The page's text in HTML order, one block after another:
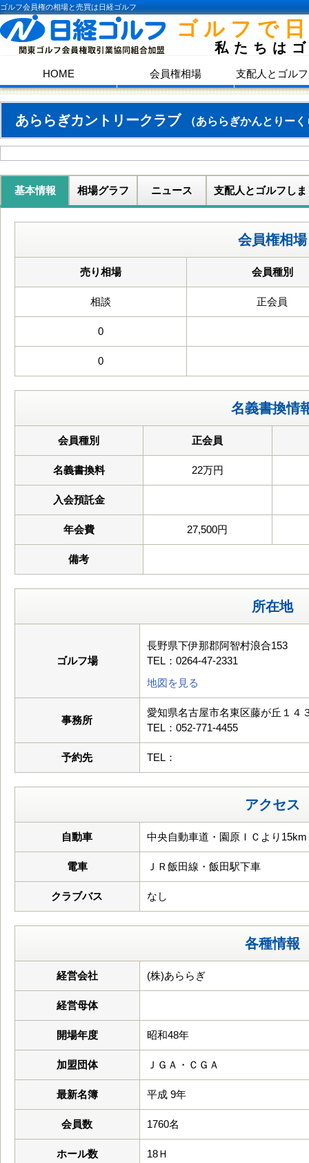
ゴルフ会員権の相場と売買は日経ゴルフ
ゴルフで
私たちは
HOME 会員権相場 支配人とゴル
あららぎカントリークラブ （あららぎかんとりー
基本情報 相場グラフ ニュース 支配人とゴルフしま
会員権相場
売り相場 会員種別
相談 正会員
0
0
名義書換情
会員種別 正会員
名義書換料 22万円
入会預託金
年会費 27,500円
備考
所在地
ゴルフ場
長野県下伊那郡阿智村浪合153
TEL：0264-47-2331
地図を見る
事務所
愛知県名古屋市名東区藤が丘１４
TEL：052-771-4455
予約先 TEL：
アクセス
自動車 中央自動車道・園原ＩＣより15km
電車 ＪＲ飯田線・飯田駅下車
クラブバス なし
各種情報
経営会社 (株)あららぎ
経営母体
開場年度 昭和48年
加盟団体 ＪＧＡ・ＣＧＡ
最新名簿 平成 9年
会員数 1760名
ホール数 18Ｈ